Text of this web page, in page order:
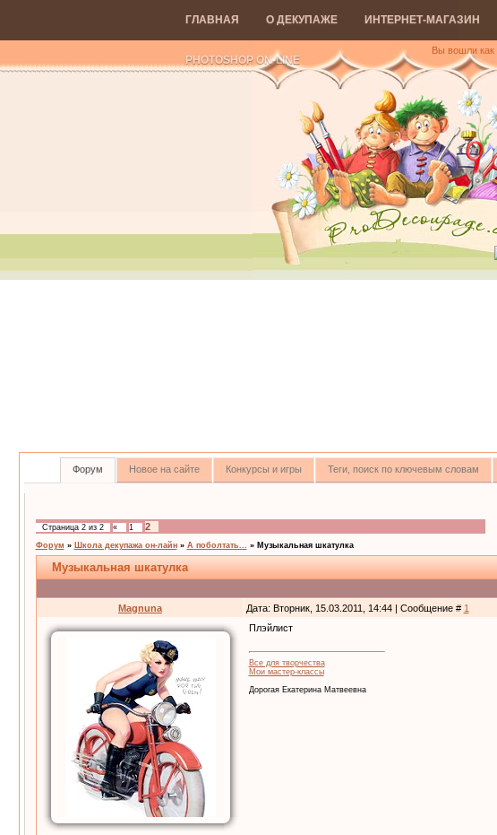
ГЛАВНАЯ О ДЕКУПАЖЕ ИНТЕРНЕТ-МАГАЗИН
PHOTOSHOP ON-LINE
Вы вошли как
Форум Новое на сайте Конкурсы и игры Теги, поиск по ключевым словам
Страница 2из 2 « 1 2
Форум » Школа декупажа он-лайн » А поболтать... » Музыкальная шкатулка
Музыкальная шкатулка
Magnuna Дата: Вторник, 15.03.2011, 14:44 | Сообщение # 1
Плэйлист
Все для творчества
Мои мастер-классы
Дорогая Екатерина Матвеевна